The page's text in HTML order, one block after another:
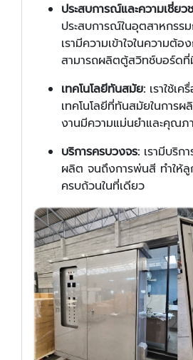
ประสบการณ์และความเชี่ย
ประสบการณ์ในอุตสาหกรร
เรามีความเข้าใจในความต้
สามารถผลิตตู้สวิทช์บอร์ด
เทคโนโลยีทันสมัย: เราใช้เ
เทคโนโลยีที่ทันสมัยในการผ
งานมีความแม่นยำและคุณ
บริการครบวงจร: เรามีบริ
ผลิต จนถึงการพ่นสี ทำให้ลู
ครบถ้วนในที่เดียว